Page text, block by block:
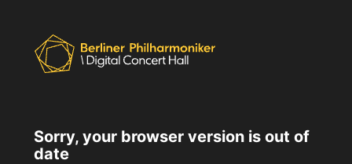
Sorry, your browser version is out of
date